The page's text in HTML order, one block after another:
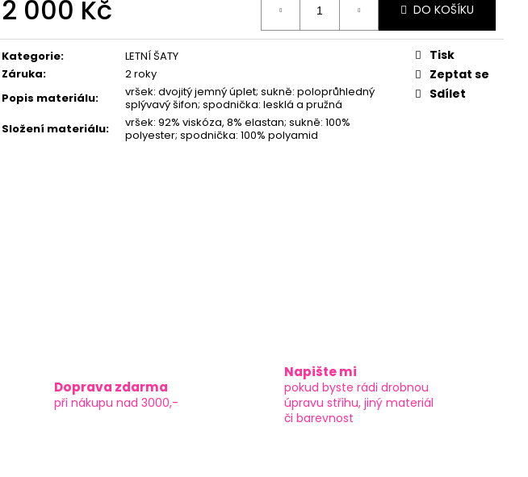
2 000 Kč
cena:
DO KOŠÍKU
Kategorie:
LETNÍ ŠATY
Záruka:
2 roky
Popis materiálu:
vršek: dvojitý jemný úplet; sukně: poloprůhledný
splývavý šifon; spodnička: lesklá a pružná
Složení materiálu:
vršek: 92% viskóza, 8% elastan; sukně: 100%
polyester; spodnička: 100% polyamid
Tisk
Zeptat se
Sdílet
Doprava zdarma
při nákupu nad 3000,-
Napište mi
pokud byste rádi drobnou
úpravu střihu, jiný materiál
či barevnost